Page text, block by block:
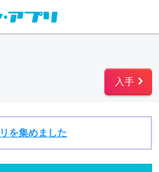
入手 right
を集めました